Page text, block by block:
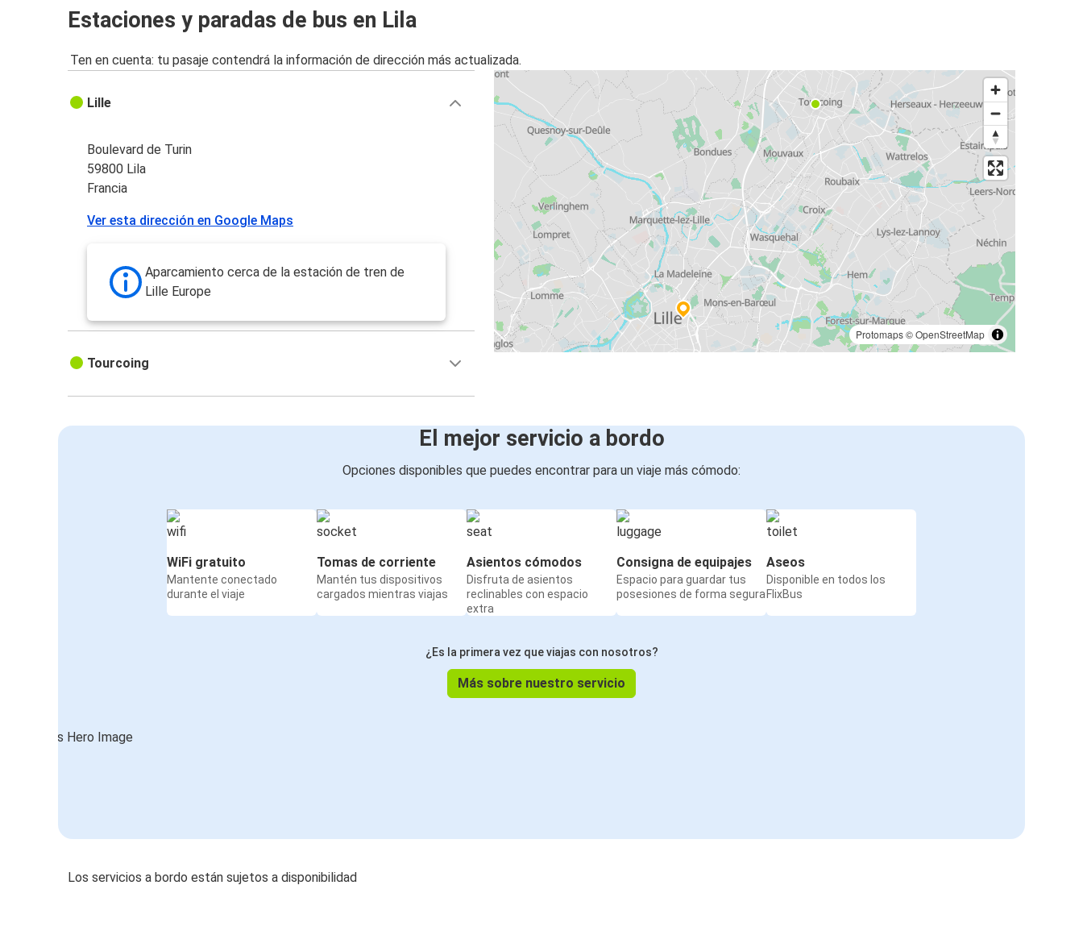
Estaciones y paradas de bus en Lila
Ten en cuenta: tu pasaje contendrá la información de dirección más actualizada.
Protomaps©OpenStreetMap
Lille
Boulevard de Turin
59800 Lila
Francia
Ver esta dirección en Google Maps
Aparcamiento cerca de la estación de tren de
Lille Europe
Tourcoing
El mejor servicio a bordo
Opciones disponibles que puedes encontrar para un viaje más cómodo:
WiFi gratuito
Mantente conectado
durante el viaje
Tomas de corriente
Mantén tus dispositivos
cargados mientras viajas
Asientos cómodos
Disfruta de asientos
reclinables con espacio
extra
Consigna de equipajes
Espacio para guardar tus
posesiones de forma segura
Aseos
Disponible en todos los
FlixBus
¿Es la primera vez que viajas con nosotros?
Más sobre nuestro servicio
Los servicios a bordo están sujetos a disponibilidad